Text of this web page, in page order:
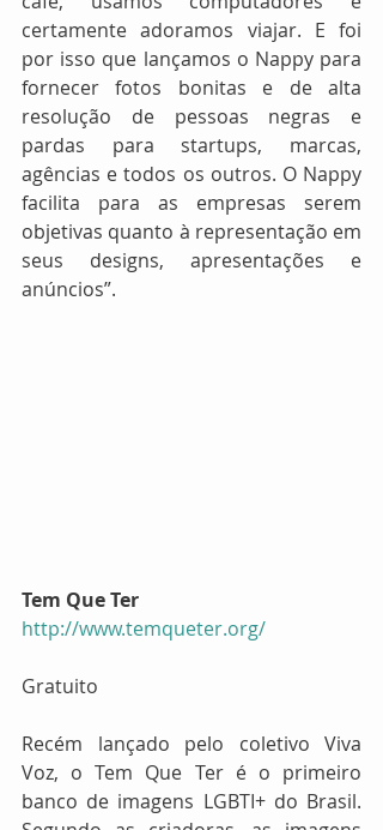
certamente adoramos viajar. E foi
por isso que lançamos o Nappy para
fornecer fotos bonitas e de alta
resolução de pessoas negras e
pardas para startups, marcas,
agências e todos os outros. O Nappy
facilita para as empresas serem
objetivas quanto à representação em
seus designs, apresentações e
anúncios”.
Tem Que Ter
http://www.temqueter.org/
Gratuito
Recém lançado pelo coletivo Viva
Voz, o Tem Que Ter é o primeiro
banco de imagens LGBTI+ do Brasil.